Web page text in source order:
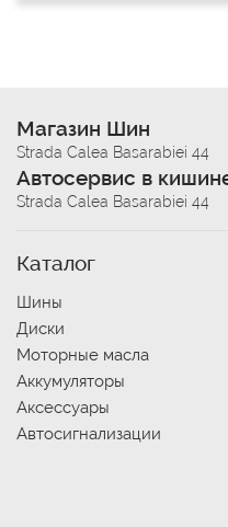
Магазин Шин
Strada Calea Basarabiei 44
Автосервис в
Strada Calea Basarabiei 44
Каталог
Шины
Диски
Моторные масла
Аккумуляторы
Аксессуары
Автосигнализации